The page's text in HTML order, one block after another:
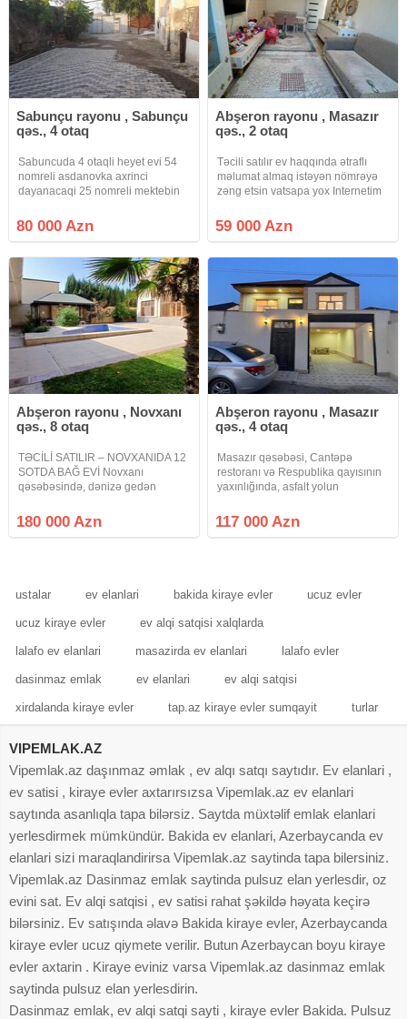
Sabunçu rayonu , Sabunçu
qəs., 4 otaq
Sabuncuda 4 otaqli heyet evi 54
nomreli asdanovka axrinci
dayanacaqi 25 nomreli mektebin
arxasinda 2 denede ayica kiraye
verilmiş ev var her ay 600 azn
xeti
80 000 Azn
Abşeron rayonu , Masazır
qəs., 2 otaq
Təcili satılır ev haqqında ətraflı
məlumat almaq istəyən nömrəyə
zəng etsin vatsapa yox Internetim
59 000 Azn
Abşeron rayonu , Novxanı
qəs., 8 otaq
TƏCİLİ SATILIR – NOVXANIDA 12
SOTDA BAĞ EVİ Novxanı
qəsəbəsində, dənizə gedən
Araz Marketin yaxınlığında
yerləşən bağ evi satışa çıxarılıb.
180 000 Azn
Abşeron rayonu , Masazır
qəs., 4 otaq
Masazır qəsəbəsi, Cantəpə
restoranı və Respublika qayısının
yaxınlığında, asfalt yolun
yaxınlığında, 20 yanvardan gedən
142 n-li marşrut yolunun 100
117 000 Azn
ustalar ev elanlari bakida kiraye evler ucuz evler
ucuz kiraye evler ev alqi satqisi xalqlarda
lalafo ev elanlari masazirda ev elanlari lalafo evler
dasinmaz emlak ev elanlari ev alqi satqisi
xirdalanda kiraye evler tap.az kiraye evler sumqayit turlar
VIPEMLAK.AZ
Vipemlak.az daşınmaz əmlak , ev alqı satqı saytıdır. Ev elanlari ,
ev satisi , kiraye evler axtarırsızsa Vipemlak.az ev elanlari
saytında asanlıqla tapa bilərsiz. Saytda müxtəlif emlak elanlari
yerlesdirmek mümkündür. Bakida ev elanlari, Azerbaycanda ev
elanlari sizi maraqlandirirsa Vipemlak.az saytinda tapa bilersiniz.
Vipemlak.az Dasinmaz emlak saytinda pulsuz elan yerlesdir, oz
evini sat. Ev alqi satqisi , ev satisi rahat şəkildə həyata keçirə
bilərsiniz. Ev satışında əlavə Bakida kiraye evler, Azerbaycanda
kiraye evler ucuz qiymete verilir. Butun Azerbaycan boyu kiraye
evler axtarin . Kiraye eviniz varsa Vipemlak.az dasinmaz emlak
saytinda pulsuz elan yerlesdirin.
Dasinmaz emlak, ev alqi satqi sayti , kiraye evler Bakida. Pulsuz